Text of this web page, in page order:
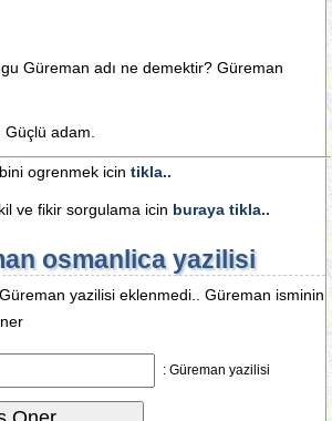
Güreman adı ne demektir? Güreman
Güçlü adam.
ogrenmek icin tikla..
ve fikir sorgulama icin buraya tikla..
osmanlica yazilisi
yazilisi eklenmedi.. Güreman isminin
Güreman yazilisi :